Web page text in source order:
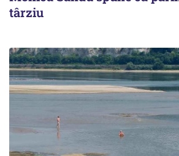
târziu